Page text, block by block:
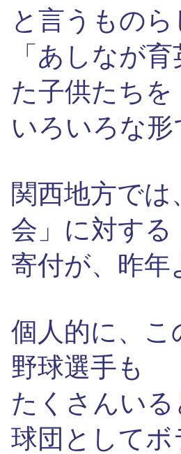
と言うものら
「あしなが
た子供たちを
いろいろな
関西地方で
会」に対する
寄付が、昨
個人的に、
野球選手も
たくさんい
球団として